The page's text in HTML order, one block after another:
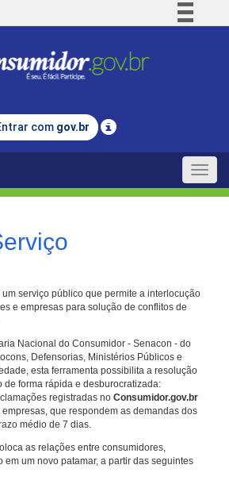
Comunica BR
Legislação
com gov.br
Toggle
um serviço público que permite a interlocução
e empresas para solução de conflitos de
Nacional do Consumidor - Senacon - do
Defensorias, Ministérios Públicos e
esta ferramenta possibilita a resolução
de forma rápida e desburocratizada:
registradas no Consumidor.gov.br
que respondem as demandas dos
médio de 7 dias.
as relações entre consumidores,
em um novo patamar, a partir das seguintes